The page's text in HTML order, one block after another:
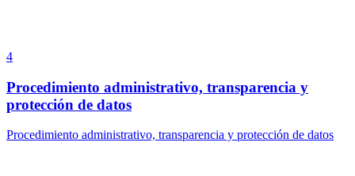
4
Procedimiento administrativo, transparencia y
protección de datos
Procedimiento administrativo, transparencia y protección de datos